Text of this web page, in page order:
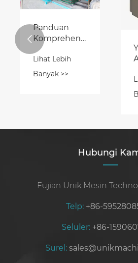
Yang Perlu
Anda Ketahui
Tentang
Mesin Blok
Lihat Lebih

Hubungi
Fujian Unik Mesin
Telp: +86-
Seluler: +86-
Surel: